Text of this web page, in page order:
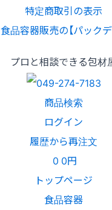
特定商取引の表示
食品容器販売の【パックデ
プロと相談できる包材
商品検索
ログイン
履歴から再注文
0 0円
トップページ
食品容器